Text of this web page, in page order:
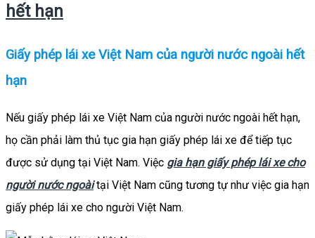
hết hạn
Giấy phép lái xe Việt Nam của người nước ngoài hết
hạn
Nếu giấy phép lái xe Việt Nam của người nước ngoài hết hạn,
họ cần phải làm thủ tục gia hạn giấy phép lái xe để tiếp tục
được sử dụng tại Việt Nam. Việc gia hạn giấy phép lái xe cho
người nước ngoàitại Việt Nam cũng tương tự như việc gia hạn
giấy phép lái xe cho người Việt Nam.